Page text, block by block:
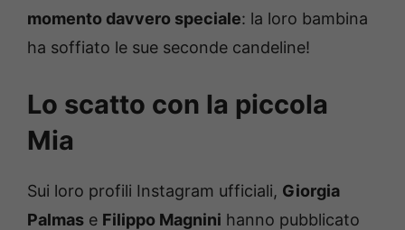
momento davvero speciale: la loro bambina
ha soffiato le sue seconde candeline!
Lo scatto con la piccola
Mia
Sui loro profili Instagram ufficiali, Giorgia
Palmas e Filippo Magnini hanno pubblicato